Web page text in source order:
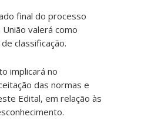
final do processo
valerá como
classificação.
implicará no
das normas e
Edital, em relação às